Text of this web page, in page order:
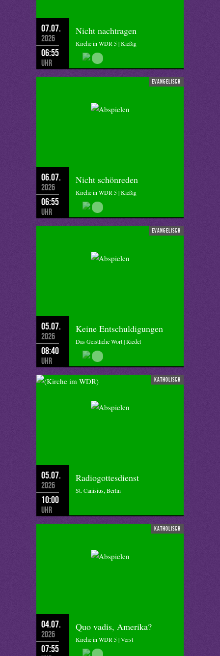
07.07.
2026
06:55
Uhr
Nicht nachtragen
Kirche in WDR 5 | Kießig
evangelisch
06.07.
2026
06:55
Uhr
Nicht schönreden
Kirche in WDR 5 | Kießig
evangelisch
05.07.
2026
08:40
Uhr
Keine Entschuldigungen
Das Geistliche Wort | Riedel
katholisch
05.07.
2026
10:00
Uhr
Radiogottesdienst
St. Canisius, Berlin
katholisch
04.07.
2026
07:55
Quo vadis, Amerika?
Kirche in WDR 5 | Verst